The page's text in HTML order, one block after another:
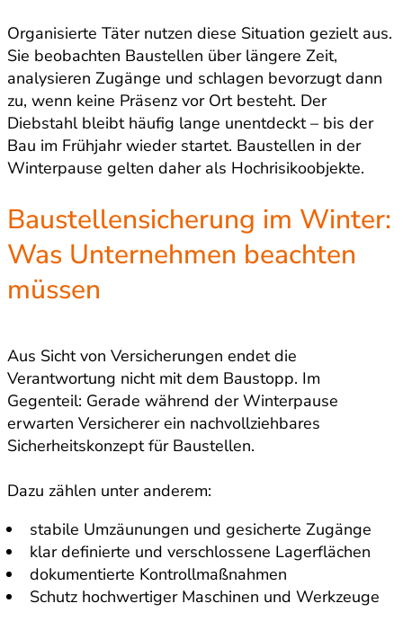
Organisierte Täter nutzen diese Situation gezielt aus.
Sie beobachten Baustellen über längere Zeit,
analysieren Zugänge und schlagen bevorzugt dann
zu, wenn keine Präsenz vor Ort besteht. Der
Diebstahl bleibt häufig lange unentdeckt – bis der
Bau im Frühjahr wieder startet. Baustellen in der
Winterpause gelten daher als Hochrisikoobjekte.
Baustellensicherung im Winter:
Was Unternehmen beachten
müssen
Aus Sicht von Versicherungen endet die
Verantwortung nicht mit dem Baustopp. Im
Gegenteil: Gerade während der Winterpause
erwarten Versicherer ein nachvollziehbares
Sicherheitskonzept für Baustellen.
Dazu zählen unter anderem:
stabile Umzäunungen und gesicherte Zugänge
klar definierte und verschlossene Lagerflächen
dokumentierte Kontrollmaßnahmen
Schutz hochwertiger Maschinen und Werkzeuge